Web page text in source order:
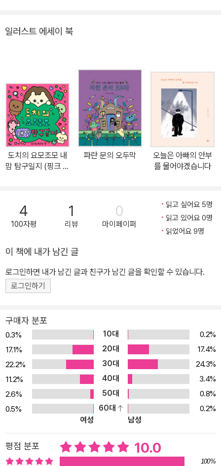
‘라이징 스타 8종’에 선정됐고, ‘2023 카카오 이모티콘 어워드’에서
작가의 인스타그램은 팔로워 16만 명에, 게시물마다 좋아요 수 1~3
만 건, 릴스 조회 수 100~300만 건 이상을 기록하고 있다. 인기 고
공 행진 중인 찡찡커플의 첫 번째 그림 에세이 《말랑말랑, 뱃살도 귀
여워》에는 작가가 엄선한 기존 에피소드를 비롯해 미공개 에피소드
가 추가로 실려 있다. 또한 각 챕터 사이사이에는 심리 테스트, 커플
쿠폰, 밸런스 게임, 다른 그림 찾기 같은 재밋거리가 귀여운 곰돌찡,
토끼찡 캐릭터와 함께 수록되어 있다. 《말랑말랑, 뱃살도 귀여워》의
그램에 공개됐던 만화 가운데 오로지 이 책을 위해 200여 개의 에피
소드를 선정하고 6가지 주제로 나눠서 재구성했답니다. 혼자만의 귀
여운 힐링이 필요할 때, 사랑하는 사람과 마음을 나누고 싶을 때 이 책
초로 공개되는 새로운 에피소드 27개가 포함돼 있어요. 몇 번을 봐도
질리지 않는 기존 에피소드에 선물 같은 미공개 에피소드까지, 곰돌
찡 토끼찡을 애정해주시는 분들을 위해 풍성하게 준비했어요. | 원작
리지널 인스타툰의 표현을 그대로 반영했어요. 덕분에 책장을 넘길
때마다 찡찡커플의 귀염뽀짝한 말투와 꽁냥꽁냥한 장면이 생생하게
되살아난답니다. | ‘쉬어가는 페이지’가 있어요 챕터와 챕터 사이에
사랑하는 사람과 함께해볼 수 있는 심리 테스트, 커플 쿠폰, 밸런스 게
임, 다른 그림 찾기 등을 담았어요. 또 몇몇 에피소드에는 자신 또는
연인의 속마음을 알아보는 질문 페이지도 있어요. 찡찡커플이 함께해
서 더욱 재미있는 코너랍니다. | 나만의 ○○찡에게 선물해요 이 책의
가장 첫 페이지에는 책을 선물하고 싶은 사람의 이름을 적어 넣을 수
있는 공간이 있어요. 사랑하는 사람, 내 마음을 표현하고 싶은 사람,
또는 좋아하는 스타의 이름을 쓰고 진심을 전해보는 건 어떨까요.
일러스트 에세이 북
도치의 요모조모 내
맘 탐구일지 (핑크 에
파란 문의 오두막
오늘은 아빠의 안부
를 물어야겠습니다
4
100자평
1
리뷰
0
마이페이퍼
읽고 싶어요 5명
읽고 있어요 0명
읽었어요 9명
이 책에 내가 남긴 글
로그인하면 내가 남긴 글과 친구가 남긴 글을 확인할 수 있습니다.
로그인하기
구매자 분포
0.3% 10대
0.2%
17.1%
20대
17.4%
22.2%
30대
24.3%
11.2%
40대
3.4%
2.6%
50대
0.8%
0.5%
60대
0.2%
여성
남성
평점 분포 10.0
100%